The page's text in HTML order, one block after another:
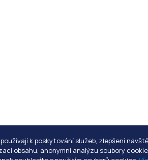
k poskytování služeb, zlepšení
obsahu, anonymní analýzu soubory